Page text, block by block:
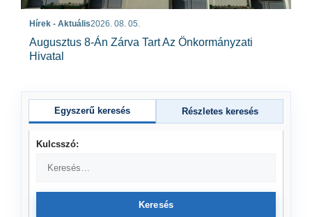
Hírek - Aktuális2026. 08. 05.
Augusztus 8-Án Zárva Tart Az Önkormányzati
Hivatal
Egyszerű keresés Részletes keresés
Kulcsszó:
Keresés